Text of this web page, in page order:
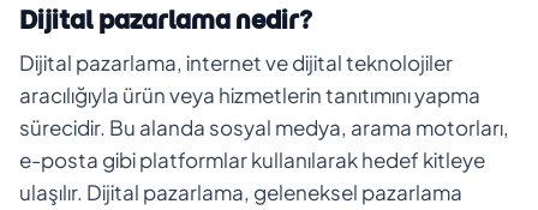
Dijital pazarlama nedir?
Dijital pazarlama, internet ve dijital teknolojiler
aracılığıyla ürün veya hizmetlerin tanıtımını yapma
sürecidir. Bu alanda sosyal medya, arama motorları,
e-posta gibi platformlar kullanılarak hedef kitleye
ulaşılır. Dijital pazarlama, geleneksel pazarlama